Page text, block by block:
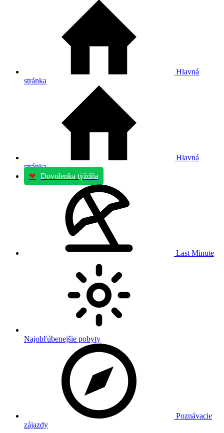
Hlavná
stránka
Hlavná
stránka
❤ Dovolenka týždňa
Last Minute
Najobľúbenejšie pobyty
Poznávacie
zájazdy